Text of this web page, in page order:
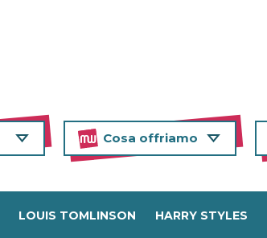
Cosa offriamo
LOUIS TOMLINSON HARRY STYLES